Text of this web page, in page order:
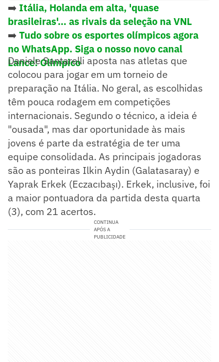
➡️ Itália, Holanda em alta, 'quase
brasileiras'… as rivais da seleção na VNL
➡️ Tudo sobre os esportes olímpicos agora
no WhatsApp. Siga o nosso novo canal
Lance! Olímpico
Daniele Santarelli aposta nas atletas que
colocou para jogar em um torneio de
preparação na Itália. No geral, as escolhidas
têm pouca rodagem em competições
internacionais. Segundo o técnico, a ideia é
"ousada", mas dar oportunidade às mais
jovens é parte da estratégia de ter uma
equipe consolidada. As principais jogadoras
são as ponteiras Ilkin Aydin (Galatasaray) e
Yaprak Erkek (Eczacıbaşı). Erkek, inclusive, foi
a maior pontuadora da partida desta quarta
(3), com 21 acertos.
CONTINUA
APÓS A
PUBLICIDADE